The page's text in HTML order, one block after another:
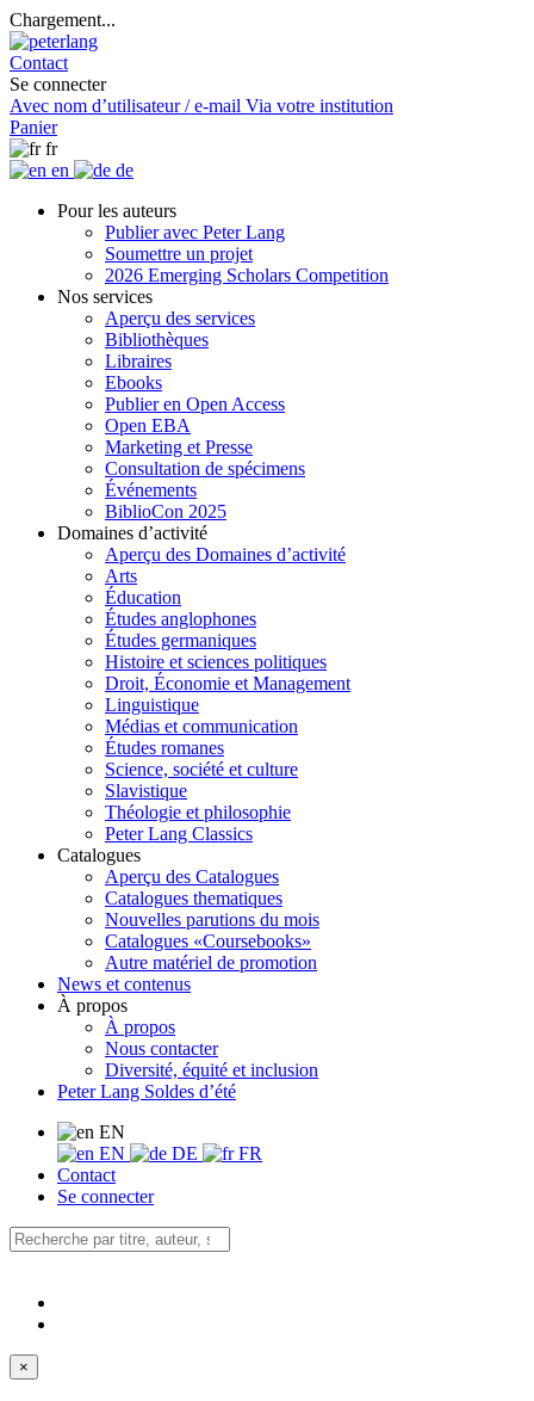
Chargement...
Contact
Se connecter
Avec nom d’utilisateur / e-mail Via votre institution
Panier
fr
en
de
Pour les auteurs
Publier avec Peter Lang
Soumettre un projet
2026 Emerging Scholars Competition
Nos services
Aperçu des services
Bibliothèques
Libraires
Ebooks
Publier en Open Access
Open EBA
Marketing et Presse
Consultation de spécimens
Événements
BiblioCon 2025
Domaines d’activité
Aperçu des Domaines d’activité
Arts
Éducation
Études anglophones
Études germaniques
Histoire et sciences politiques
Droit, Économie et Management
Linguistique
Médias et communication
Études romanes
Science, société et culture
Slavistique
Théologie et philosophie
Peter Lang Classics
Catalogues
Aperçu des Catalogues
Catalogues thematiques
Nouvelles parutions du mois
Catalogues «Coursebooks»
Autre matériel de promotion
News et contenus
À propos
À propos
Nous contacter
Diversité, équité et inclusion
Peter Lang Soldes d’été
EN
EN
DE
FR
Contact
Se connecter
×